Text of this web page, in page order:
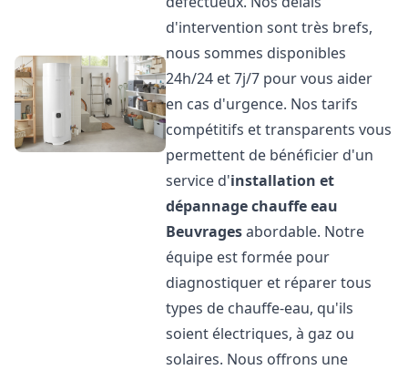
d'intervention sont très brefs,
nous sommes disponibles
24h/24 et 7j/7 pour vous aider
en cas d'urgence. Nos tarifs
compétitifs et transparents vous
permettent de bénéficier d'un
service d'installation et
dépannage chauffe eau
Beuvragesabordable. Notre
équipe est formée pour
diagnostiquer et réparer tous
types de chauffe-eau, qu'ils
soient électriques, à gaz ou
solaires. Nous offrons une